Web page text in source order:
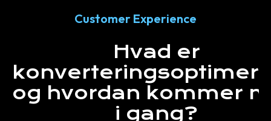
Customer Experience
Hvad er
og hvordan kommer
i gang?